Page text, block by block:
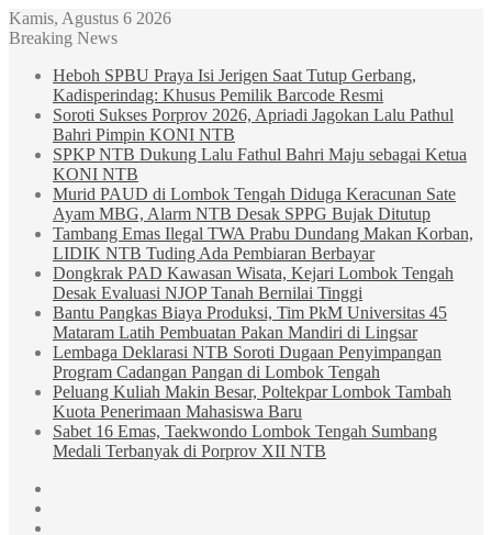
Kamis, Agustus 6 2026
Breaking News
Heboh SPBU Praya Isi Jerigen Saat Tutup Gerbang,
Kadisperindag: Khusus Pemilik Barcode Resmi
Soroti Sukses Porprov 2026, Apriadi Jagokan Lalu Pathul
Bahri Pimpin KONI NTB
SPKP NTB Dukung Lalu Fathul Bahri Maju sebagai Ketua
KONI NTB
Murid PAUD di Lombok Tengah Diduga Keracunan Sate
Ayam MBG, Alarm NTB Desak SPPG Bujak Ditutup
Tambang Emas Ilegal TWA Prabu Dundang Makan Korban,
LIDIK NTB Tuding Ada Pembiaran Berbayar
Dongkrak PAD Kawasan Wisata, Kejari Lombok Tengah
Desak Evaluasi NJOP Tanah Bernilai Tinggi
Bantu Pangkas Biaya Produksi, Tim PkM Universitas 45
Mataram Latih Pembuatan Pakan Mandiri di Lingsar
Lembaga Deklarasi NTB Soroti Dugaan Penyimpangan
Program Cadangan Pangan di Lombok Tengah
Peluang Kuliah Makin Besar, Poltekpar Lombok Tambah
Kuota Penerimaan Mahasiswa Baru
Sabet 16 Emas, Taekwondo Lombok Tengah Sumbang
Medali Terbanyak di Porprov XII NTB